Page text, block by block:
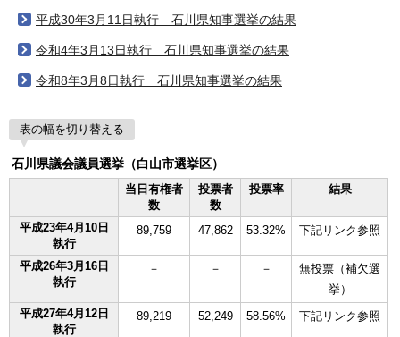
平成30年3月11日執行 石川県知事選挙の結果
令和4年3月13日執行 石川県知事選挙の結果
令和8年3月8日執行 石川県知事選挙の結果
表の幅を切り替える
石川県議会議員選挙（白山市選挙区）
当日有権者
数
投票者
数
投票率 結果
平成23年4月10日
執行
89,759 47,862 53.32% 下記リンク参照
平成26年3月16日
執行
－ － －
無投票（補欠選
挙）
平成27年4月12日
執行
89,219 52,249 58.56% 下記リンク参照